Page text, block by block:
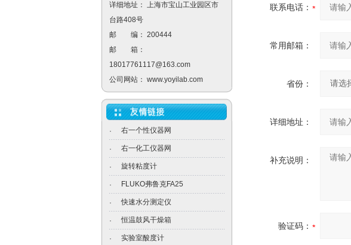
详细地址： 上海市宝山工业园区市
台路408号
邮 编： 200444
邮 箱：
18017761117@163.com
公司网站： www.yoyilab.com
· 右一个性仪器网
· 右一化工仪器网
· 旋转粘度计
· FLUKO弗鲁克FA25
· 快速水分测定仪
· 恒温鼓风干燥箱
· 实验室酸度计
联系电话：
常用邮箱：
省份：
详细地址：
补充说明：
验证码：